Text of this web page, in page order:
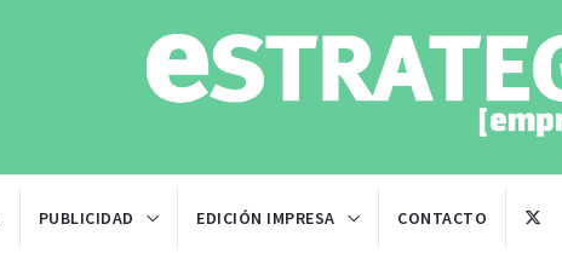
PUBLICIDAD EDICIÓN IMPRESA CONTACTO